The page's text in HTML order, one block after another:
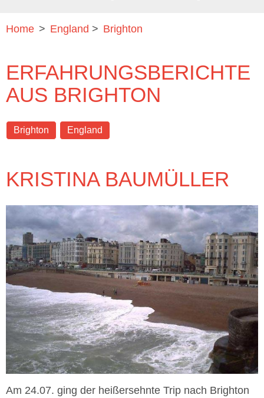
Home > England > Brighton
ERFAHRUNGSBERICHTE
AUS BRIGHTON
Brighton England
KRISTINA BAUMÜLLER
Am 24.07. ging der heißersehnte Trip nach Brighton